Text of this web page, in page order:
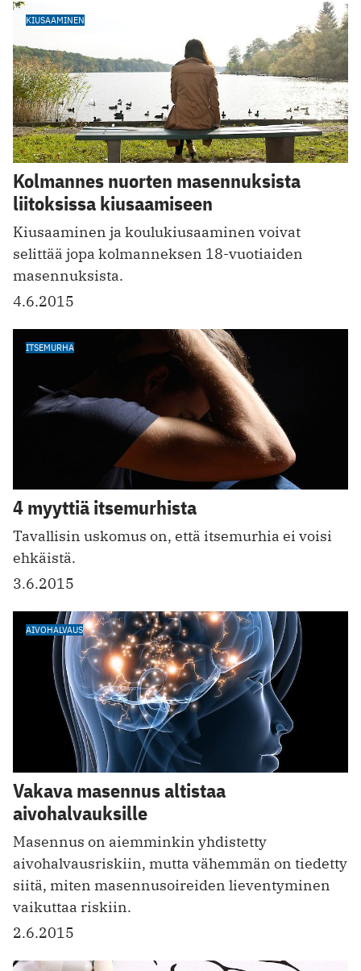
KIUSAAMINEN
Kolmannes nuorten masennuksista
liitoksissa kiusaamiseen
Kiusaaminen ja koulukiusaaminen voivat
selittää jopa kolmanneksen 18-vuotiaiden
masennuksista.
4.6.2015
ITSEMURHA
4 myyttiä itsemurhista
Tavallisin uskomus on, että itsemurhia ei voisi
ehkäistä.
3.6.2015
AIVOHALVAUS
Vakava masennus altistaa
aivohalvauksille
Masennus on aiemminkin yhdistetty
aivohalvausriskiin, mutta vähemmän on tiedetty
siitä, miten masennusoireiden lieventyminen
vaikuttaa riskiin.
2.6.2015